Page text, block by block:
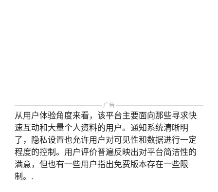
广告
从用户体验角度来看，该平台主要面向那些寻求快
速互动和大量个人资料的用户。通知系统清晰明
了，隐私设置也允许用户对可见性和数据进行一定
程度的控制。用户评价普遍反映出对平台简洁性的
满意，但也有一些用户指出免费版本存在一些限
制。.